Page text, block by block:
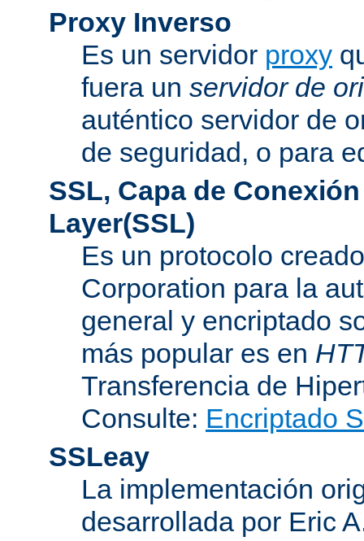
Proxy Inverso
Es un servidor proxy
fuera un servidor de
auténtico servidor de
de seguridad, o para
SSL, Capa de
Layer(SSL)
Es un protocolo
Corporation para la
general y encriptado
más popular es en
Transferencia de
Consulte: Encriptado
SSLeay
La implementación
desarrollada por Eric